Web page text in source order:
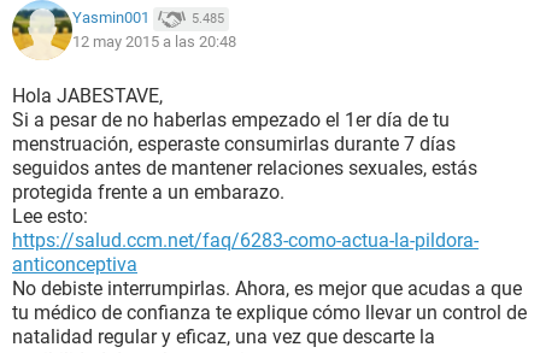
Yasmin001 5.485
12 may 2015 a las 20:48
Hola JABESTAVE,
Si a pesar de no haberlas empezado el 1er día de tu
menstruación, esperaste consumirlas durante 7 días
seguidos antes de mantener relaciones sexuales, estás
protegida frente a un embarazo.
Lee esto:
https://salud.ccm.net/faq/6283-como-actua-la-pildora-
anticonceptiva
No debiste interrumpirlas. Ahora, es mejor que acudas a que
tu médico de confianza te explique cómo llevar un control de
natalidad regular y eficaz, una vez que descarte la